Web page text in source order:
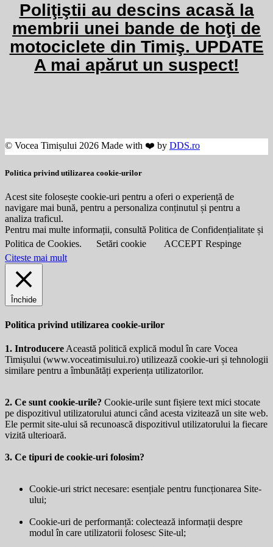
Poliţiştii au descins acasă la
membrii unei bande de hoţi de
motociclete din Timiş. UPDATE
A mai apărut un suspect!
© Vocea Timișului 2026 Made with ❤️ by DDS.ro
Politica privind utilizarea cookie-urilor
Acest site folosește cookie-uri pentru a oferi o experiență de
navigare mai bună, pentru a personaliza conținutul și pentru a
analiza traficul.
Pentru mai multe informații, consultă Politica de Confidențialitate și
Politica de Cookies.
Setări cookie ACCEPT Respinge
Citeste mai mult
Închide
Politica privind utilizarea cookie-urilor
1. Introducere Această politică explică modul în care Vocea
Timișului (www.voceatimisului.ro) utilizează cookie-uri și tehnologii
similare pentru a îmbunătăți experiența utilizatorilor.
2. Ce sunt cookie-urile? Cookie-urile sunt fișiere text mici stocate
pe dispozitivul utilizatorului atunci când acesta vizitează un site web.
Ele permit site-ului să recunoască dispozitivul utilizatorului la fiecare
vizită ulterioară.
3. Ce tipuri de cookie-uri folosim?
Cookie-uri strict necesare: esențiale pentru funcționarea Site-
ului;
Cookie-uri de performanță: colectează informații despre
modul în care utilizatorii folosesc Site-ul;